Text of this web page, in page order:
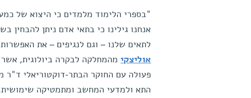
"בספרי הלימוד מלמדים כי היצוא של
אנחנו גילינו כי בתאי אדם ניתן להבחין
לתאים שלנו – וגם לנגיפים – את
אוליצקימהמחלקה לבקרה ביולוגית, אשר
פעולה עם החוקר הבתר-דוקטוריאלי ד"ר
התא ולמדעי המחשב ומתמטיקה